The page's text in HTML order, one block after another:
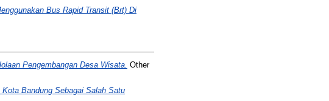
Bus Rapid Transit (Brt) Di
Pengembangan Desa Wisata. Other
Bandung Sebagai Salah Satu